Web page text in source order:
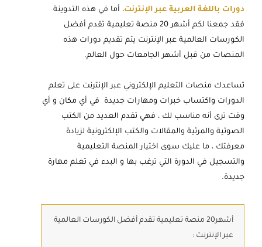
دورات باللغة العربية عبر الإنترنت، أما في هذه التدوينة
فقد جمعنا لكم أشهر 20 منصة تعليمية تقدم أفضل
الكورسات العالمية عبر الإنترنت يتم تقديم دورات هذه
المنصات من قبل أشهر الجامعات حول العالم.
تساعدك منصات التعليم الإلكتروني عبر الإنترنت على تعلم
الدورات واكتساب خبرات ومهارات جديدة في أي مكان و أي
وقت ترى أنه مناسب لك ، فهي تقدم العديد من الكتب
الصوتية والمرئية والمقالات والكتب الإلكترونية لزيادة
معرفتك ، ما عليك سوى اختيار المنصة التعليمية
والتسجيل في الدورة التي ترغب بها و البدء في تعلم مهارة
جديدة.
أشهر20 منصة تعليمية تقدم أفضل الكورسات العالمية
عبر الإنترنت :